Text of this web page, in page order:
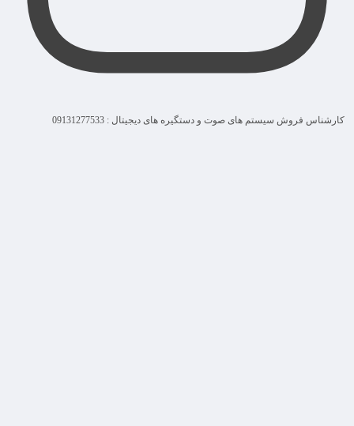
کارشناس فروش سیستم های صوت و دستگیره های دیجیتال : 09131277533